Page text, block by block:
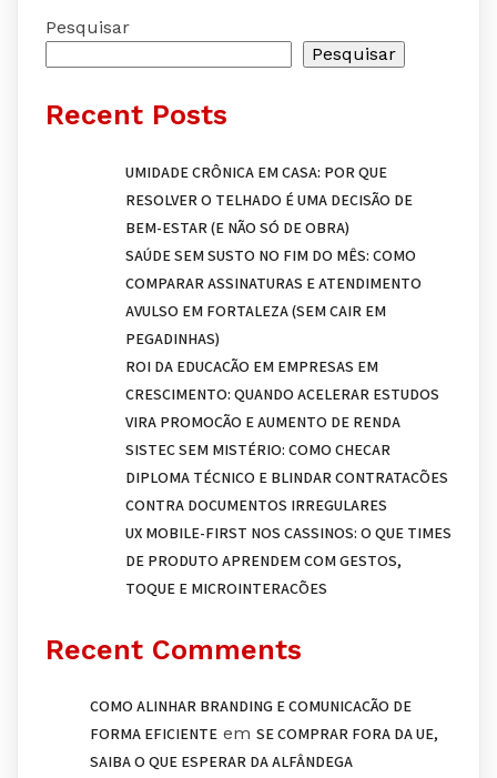
Pesquisar
Pesquisar
Recent Posts
UMIDADE CRÔNICA EM CASA: POR QUE
RESOLVER O TELHADO É UMA DECISÃO DE
BEM-ESTAR (E NÃO SÓ DE OBRA)
SAÚDE SEM SUSTO NO FIM DO MÊS: COMO
COMPARAR ASSINATURAS E ATENDIMENTO
AVULSO EM FORTALEZA (SEM CAIR EM
PEGADINHAS)
ROI DA EDUCAÇÃO EM EMPRESAS EM
CRESCIMENTO: QUANDO ACELERAR ESTUDOS
VIRA PROMOÇÃO E AUMENTO DE RENDA
SISTEC SEM MISTÉRIO: COMO CHECAR
DIPLOMA TÉCNICO E BLINDAR CONTRATAÇÕES
CONTRA DOCUMENTOS IRREGULARES
UX MOBILE-FIRST NOS CASSINOS: O QUE TIMES
DE PRODUTO APRENDEM COM GESTOS,
TOQUE E MICROINTERAÇÕES
Recent Comments
COMO ALINHAR BRANDING E COMUNICAÇÃO DE
FORMA EFICIENTE em SE COMPRAR FORA DA UE,
SAIBA O QUE ESPERAR DA ALFÂNDEGA